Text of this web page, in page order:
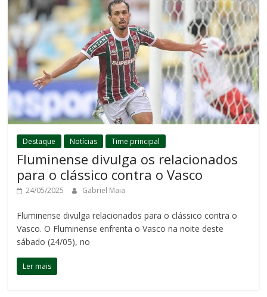
Destaque Notícias Time principal
Fluminense divulga os relacionados
para o clássico contra o Vasco
24/05/2025 Gabriel Maia
Fluminense divulga relacionados para o clássico contra o
Vasco. O Fluminense enfrenta o Vasco na noite deste
sábado (24/05), no
Ler mais